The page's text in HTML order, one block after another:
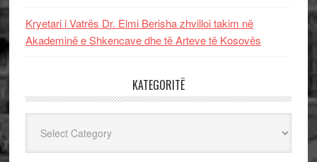
Kryetari i Vatrës Dr. Elmi Berisha zhvilloi takim në
Akademinë e Shkencave dhe të Arteve të Kosovës
KATEGORITË